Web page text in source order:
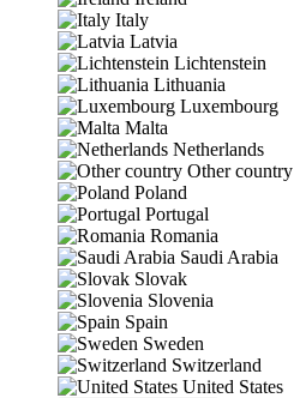
Italy
Latvia
Lichtenstein
Lithuania
Luxembourg
Malta
Netherlands
Other country
Poland
Portugal
Romania
Saudi Arabia
Slovak
Slovenia
Spain
Sweden
Switzerland
United States